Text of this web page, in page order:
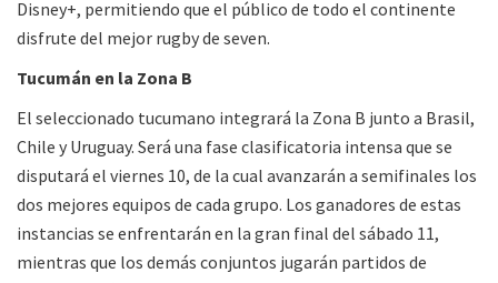
Disney+, permitiendo que el público de todo el continente
disfrute del mejor rugby de seven.
Tucumán en la Zona B
El seleccionado tucumano integrará la Zona B junto a Brasil,
Chile y Uruguay. Será una fase clasificatoria intensa que se
disputará el viernes 10, de la cual avanzarán a semifinales los
dos mejores equipos de cada grupo. Los ganadores de estas
instancias se enfrentarán en la gran final del sábado 11,
mientras que los demás conjuntos jugarán partidos de